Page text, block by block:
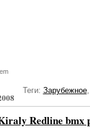
Теги: Зарубежное
Redline bmx